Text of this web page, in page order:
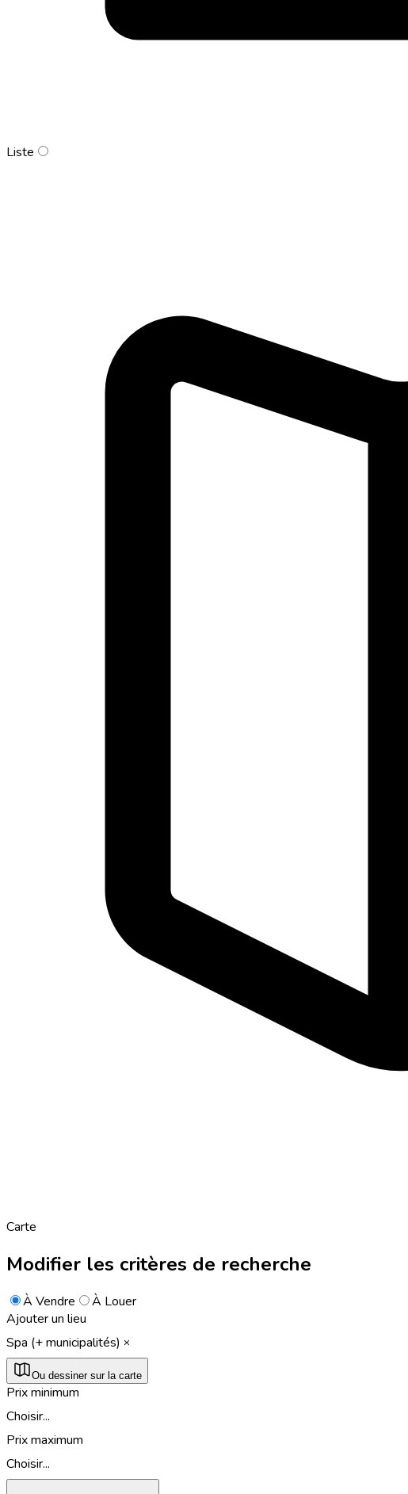
Liste
Carte
Modifier les critères de recherche
À Vendre
À Louer
Ajouter un lieu
Spa (+ municipalités)
Ou dessiner sur la carte
Prix minimum
Choisir...
Prix maximum
Choisir...